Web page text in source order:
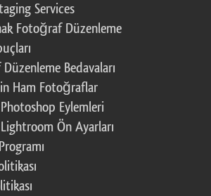
Services
Fotoğraf Düzenleme
Bedavaları
Ham Fotoğraflar
Eylemleri
Ön Ayarları